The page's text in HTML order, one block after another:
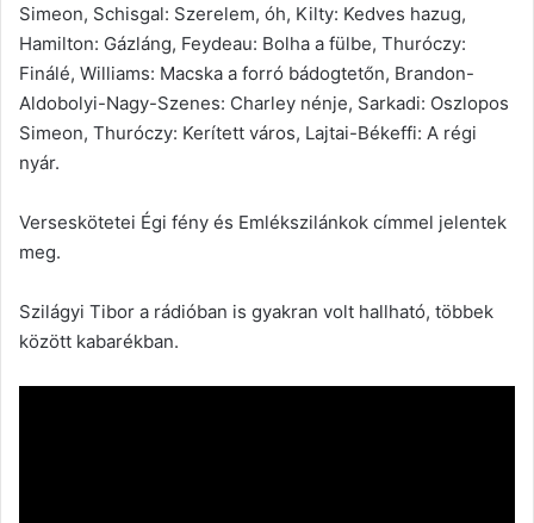
Simeon, Schisgal: Szerelem, óh, Kilty: Kedves hazug,
Hamilton: Gázláng, Feydeau: Bolha a fülbe, Thuróczy:
Finálé, Williams: Macska a forró bádogtetőn, Brandon-
Aldobolyi-Nagy-Szenes: Charley nénje, Sarkadi: Oszlopos
Simeon, Thuróczy: Kerített város, Lajtai-Békeffi: A régi
nyár.
Verseskötetei Égi fény és Emlékszilánkok címmel jelentek
meg.
Szilágyi Tibor a rádióban is gyakran volt hallható, többek
között kabarékban.